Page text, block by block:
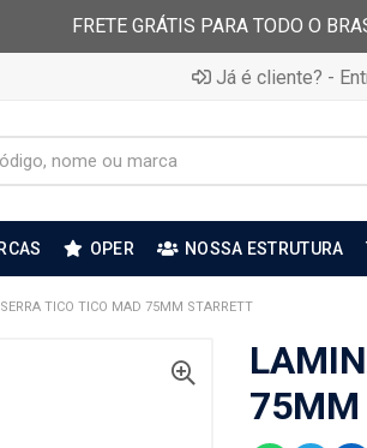
FRETE GRÁTIS PARA TODO O
Já é cliente? -
OPER NOSSA ESTRUTURA
TICO TICO MAD 75MM STARRETT
75MM